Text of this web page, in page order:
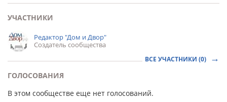
УЧАСТНИКИ
Редактор "Дом и Двор"
Создатель сообщества
ВСЕ УЧАСТНИКИ (0)
ГОЛОСОВАНИЯ
В этом сообществе еще нет голосований.